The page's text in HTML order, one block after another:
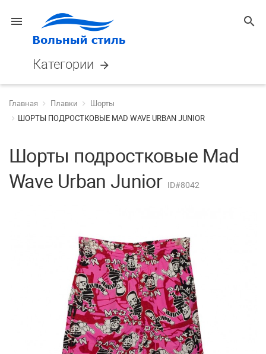
menu search
Категории arrow_forward
Главная Плавки
Шорты
ШОРТЫ ПОДРОСТКОВЫЕ MAD WAVE URBAN JUNIOR
Шорты подростковые Mad
Wave Urban Junior ID#8042